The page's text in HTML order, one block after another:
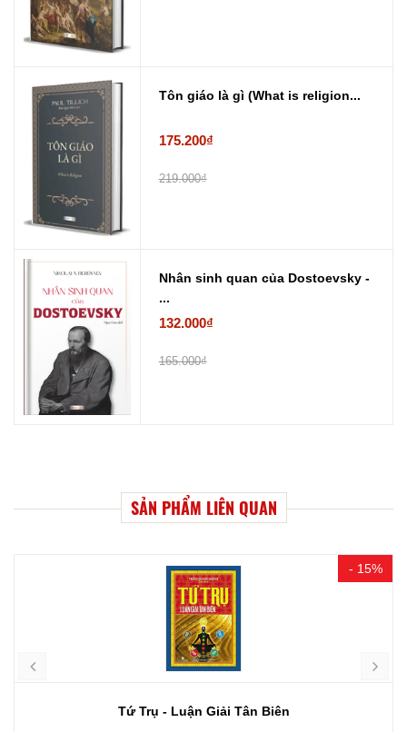
Tôn giáo là gì (What is religion...
175.200₫
219.000₫
Nhân sinh quan của Dostoevsky -
...
132.000₫
165.000₫
SẢN PHẨM LIÊN QUAN
- 15%
Tứ Trụ - Luận Giải Tân Biên